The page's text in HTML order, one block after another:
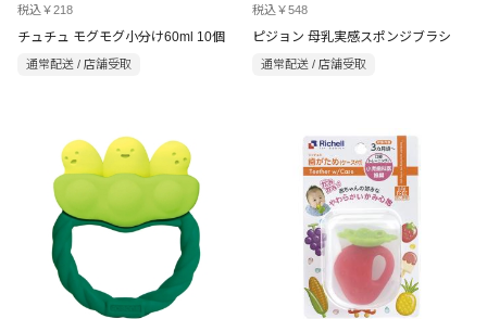
税込￥218
チュチュ モグモグ小分け60ml 10個
通常配送 / 店舗受取
税込￥548
ピジョン 母乳実感スポンジブラシ
通常配送 / 店舗受取